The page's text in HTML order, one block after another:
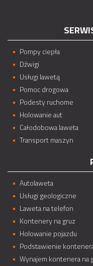
Pompy ciepła
Dźwigi
Usługi lawetą
Pomoc drogowa
Podesty ruchome
Holowanie aut
Całodobowa laweta
Transport maszyn
Autolaweta
Usługi geologiczne
Laweta na telefon
Kontenery na gruz
Holowanie pojazdu
Podstawienie
Wynajem kontenera na